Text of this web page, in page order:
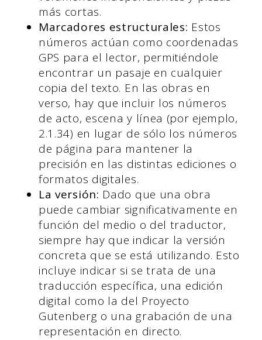
más cortas.
Marcadores estructurales: Estos
números actúan como coordenadas
GPS para el lector, permitiéndole
encontrar un pasaje en cualquier
copia del texto. En las obras en
verso, hay que incluir los números
de acto, escena y línea (por ejemplo,
2.1.34) en lugar de sólo los números
de página para mantener la
precisión en las distintas ediciones o
formatos digitales.
La versión: Dado que una obra
puede cambiar significativamente en
función del medio o del traductor,
siempre hay que indicar la versión
concreta que se está utilizando. Esto
incluye indicar si se trata de una
traducción específica, una edición
digital como la del Proyecto
Gutenberg o una grabación de una
representación en directo.